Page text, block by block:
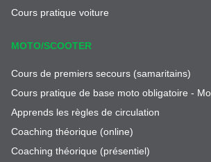
Cours pratique voiture
MOTO/SCOOTER
Cours de premiers secours (samaritains)
Cours pratique de base moto obligatoire -
Apprends les règles de circulation
Coaching théorique (online)
Coaching théorique (présentiel)